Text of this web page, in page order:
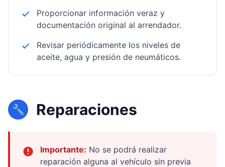
Proporcionar información veraz y
documentación original al arrendador.
Revisar periódicamente los niveles de
aceite, agua y presión de neumáticos.
🔧 Reparaciones
Importante: No se podrá realizar
reparación alguna al vehículo sin previa